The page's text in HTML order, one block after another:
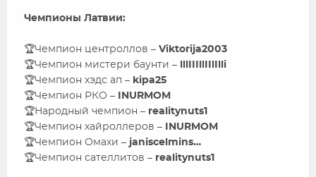
Чемпионы Латвии:
🏆Чемпион центроллов – Viktorija2003
🏆Чемпион мистери баунти –
lllIIIllIIlIlli
🏆Чемпион хэдс ап – kipa25
🏆Чемпион РКО –
INURMOM
🏆Народный чемпион – realitynuts1
🏆Чемпион хайроллеров –
INURMOM
🏆Чемпион Омахи – janiscelmins…
🏆Чемпион сателлитов – realitynuts1